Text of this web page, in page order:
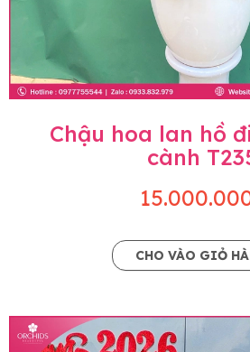
Chậu hoa lan hồ
cành
CHO VÀO GIỎ